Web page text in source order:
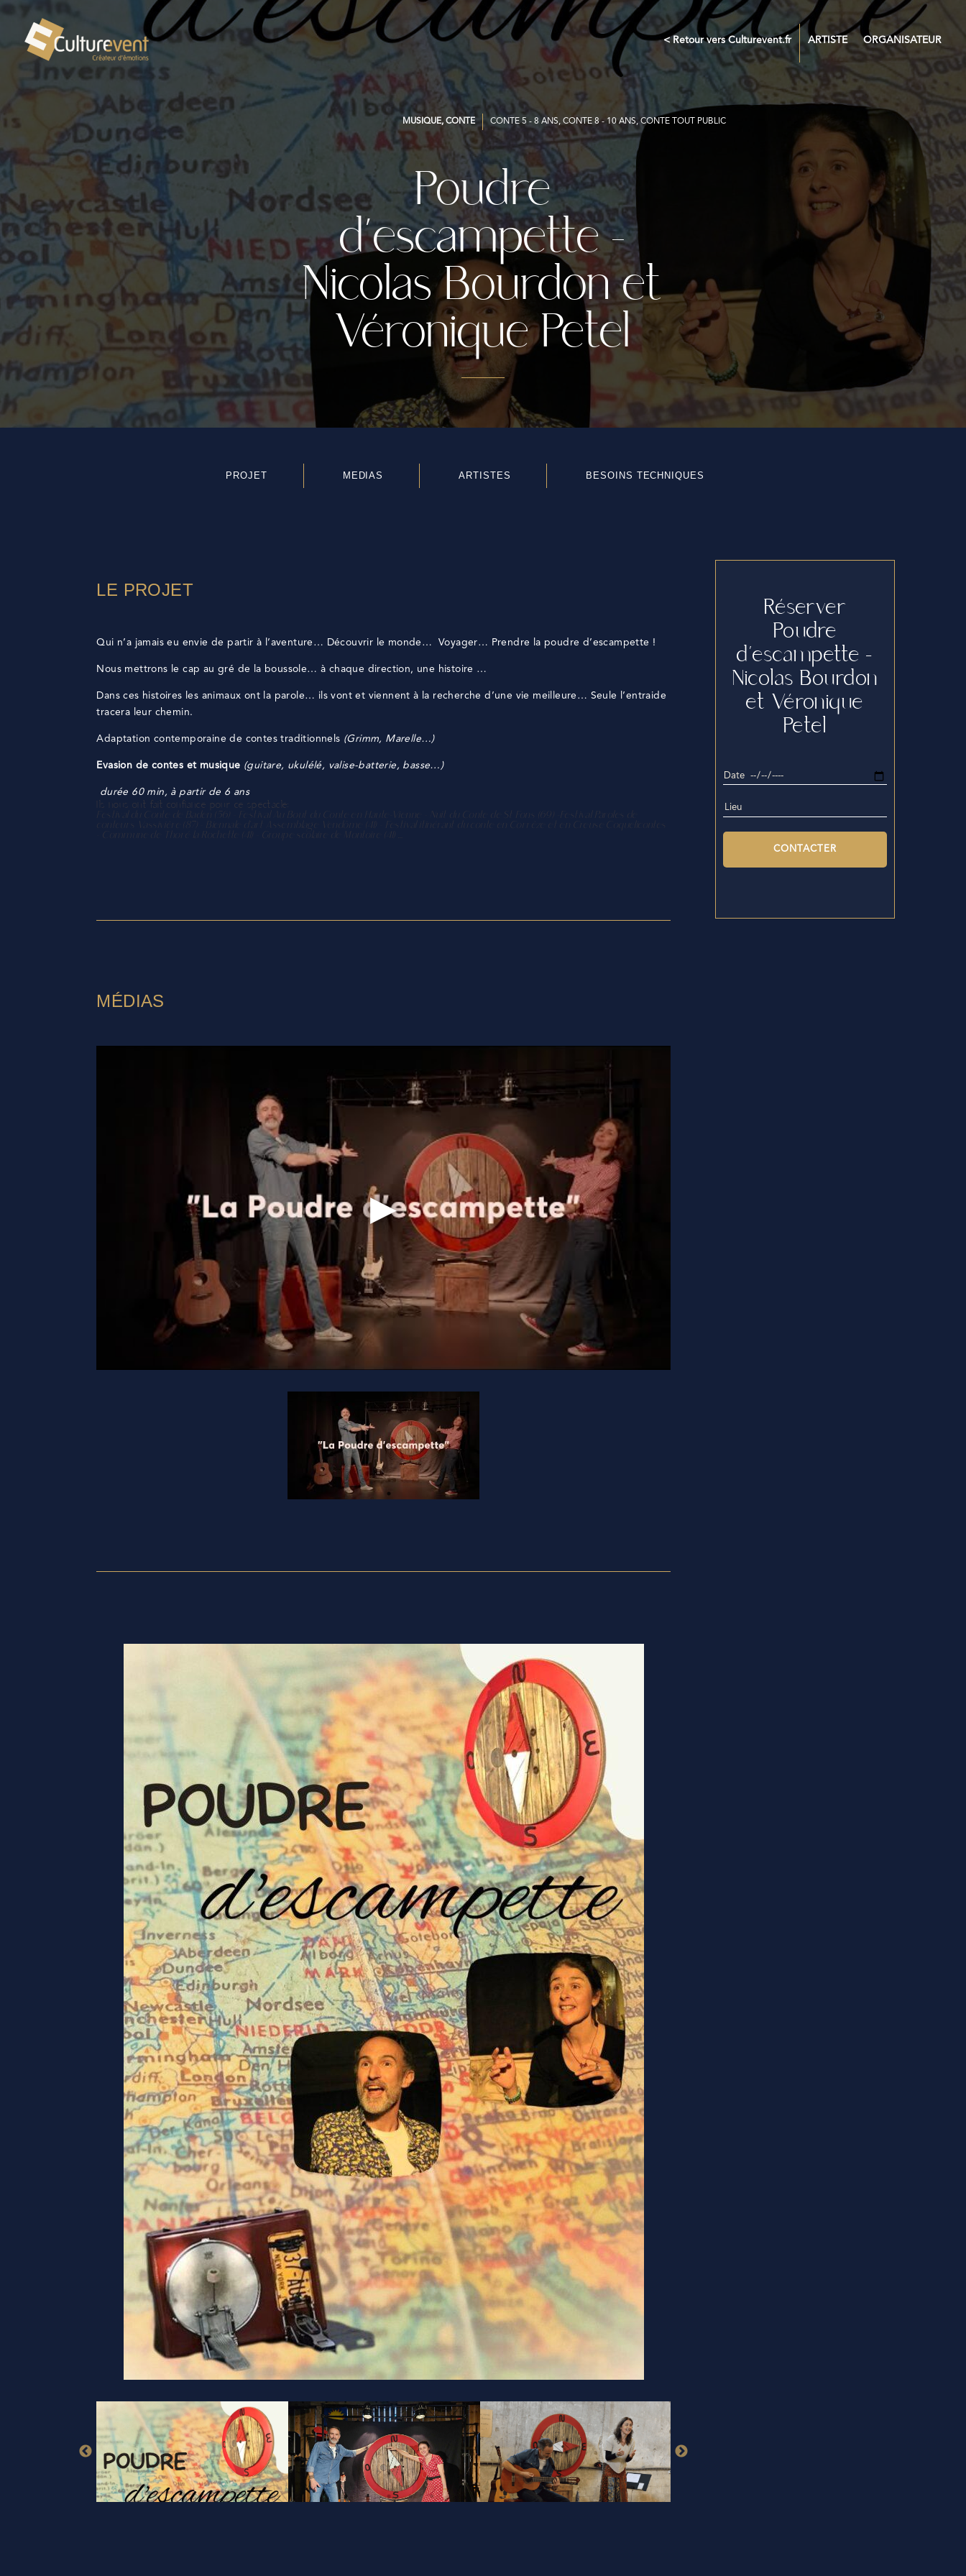
< Retour vers Culturevent.fr ARTISTE ORGANISATEUR
MUSIQUE, CONTE CONTE 5 - 8 ANS, CONTE 8 - 10 ANS, CONTE TOUT PUBLIC
Poudre
d’escampette –
Nicolas Bourdon et
Véronique Petel
PROJET MEDIAS ARTISTES BESOINS TECHNIQUES
LE PROJET
Qui n’a jamais eu envie de partir à l’aventure… Découvrir le monde… Voyager… Prendre la poudre d’escampette !
Nous mettrons le cap au gré de la boussole… à chaque direction, une histoire …
Dans ces histoires les animaux ont la parole… ils vont et viennent à la recherche d’une vie meilleure… Seule l’entraide
tracera leur chemin.
Adaptation contemporaine de contes traditionnels (Grimm, Marelle…)
Evasion de contes et musique (guitare, ukulélé, valise-batterie, basse…)
durée 60 min, à partir de 6 ans
Ils nous ont fait confiance pour ce spectacle:
Festival du Conte de Baden (56) – Festival Au Bout du Conte en Haute-Vienne – Nuit du Conte de St Fons (69) -Festival Paroles de
conteurs Vassivière (87) – Biennale d’art Assemblage Vendôme (41) – Festival itinérant du conte en Corrèze et en Creuse Coquelicontes
– Commune de Thoré la Rochette (41) – Groupe scolaire de Montoire (41) …
MÉDIAS
Réserver
Poudre
d’escampette –
Nicolas Bourdon
et Véronique
Petel